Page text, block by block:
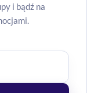
i bądź na